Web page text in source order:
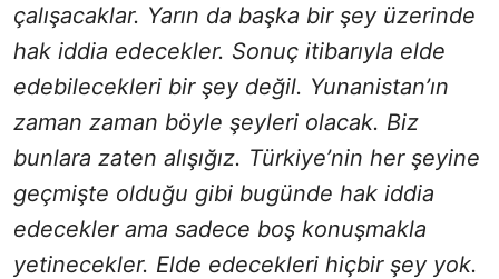
çalışacaklar. Yarın da başka bir şey üzerinde
hak iddia edecekler. Sonuç itibarıyla elde
edebilecekleri bir şey değil. Yunanistan’ın
zaman zaman böyle şeyleri olacak. Biz
bunlara zaten alışığız. Türkiye’nin her şeyine
geçmişte olduğu gibi bugünde hak iddia
edecekler ama sadece boş konuşmakla
yetinecekler. Elde edecekleri hiçbir şey yok.